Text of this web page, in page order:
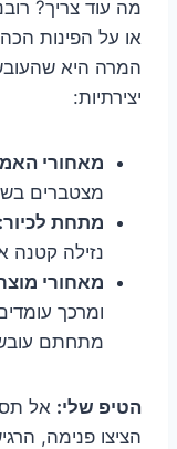
מה עוד צריך?
או על הפינות
המרה היא
יצירתיות:
מאחורי
מצטברים
מתחת לכיור:
נזילה קטנה
מאחורי
ומרכך
מתחתם
הטיפ שלי: אל
הציצו פנימה,